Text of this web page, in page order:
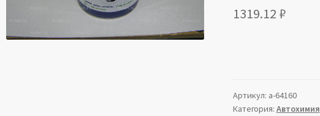
1319.12 ₽
Артикул: a-64160
Категория: Автохимия